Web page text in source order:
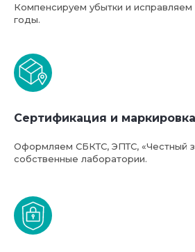
Компенсируем убытки и
годы.
Сертификация и маркировка
Оформляем СБКТС, ЭПТС, «Честный
собственные лаборатории.
Базовая стоимость